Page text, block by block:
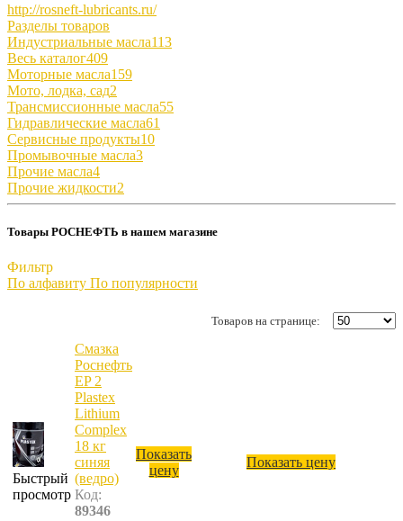
http://rosneft-lubricants.ru/
Разделы товаров
Индустриальные масла113
Весь каталог409
Моторные масла159
Мото, лодка, сад2
Трансмиссионные масла55
Гидравлические масла61
Сервисные продукты10
Промывочные масла3
Прочие масла4
Прочие жидкости2
Товары РОСНЕФТЬ в нашем магазине
Фильтр
По алфавиту По популярности
Товаров на странице:
Быстрый
просмотр
Смазка
Роснефть
EP 2
Plastex
Lithium
Complex
18 кг
синяя
(ведро)
Код:
89346
Показать
цену
Показать цену